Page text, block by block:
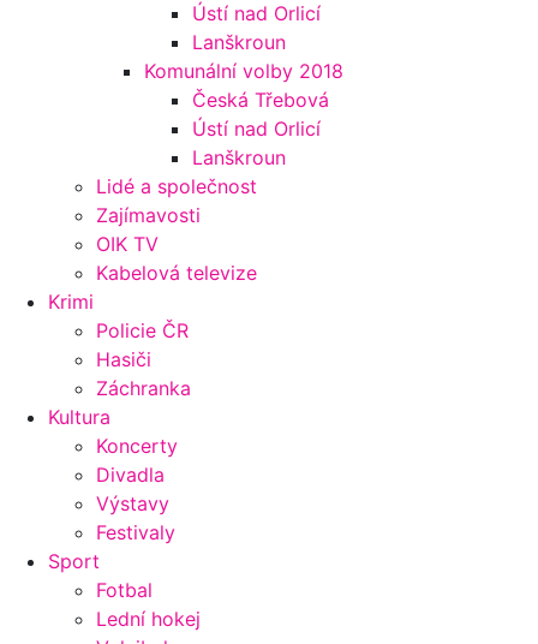
Ústí nad Orlicí
Lanškroun
Komunální volby 2018
Česká Třebová
Ústí nad Orlicí
Lanškroun
Lidé a společnost
Zajímavosti
OIK TV
Kabelová televize
Krimi
Policie ČR
Hasiči
Záchranka
Kultura
Koncerty
Divadla
Výstavy
Festivaly
Sport
Fotbal
Lední hokej